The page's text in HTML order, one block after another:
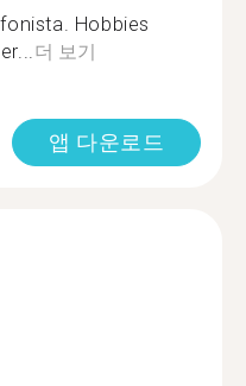
Hobbies
더 보기
앱 다운로드